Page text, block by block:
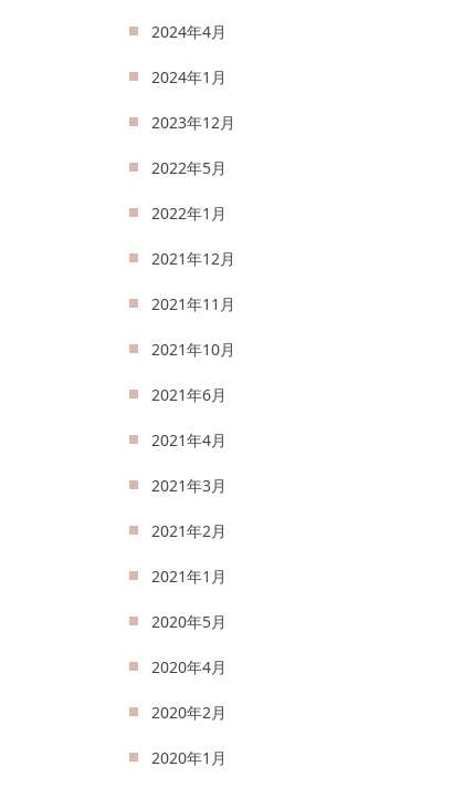
2024年4月
2024年1月
2023年12月
2022年5月
2022年1月
2021年12月
2021年11月
2021年10月
2021年6月
2021年4月
2021年3月
2021年2月
2021年1月
2020年5月
2020年4月
2020年2月
2020年1月